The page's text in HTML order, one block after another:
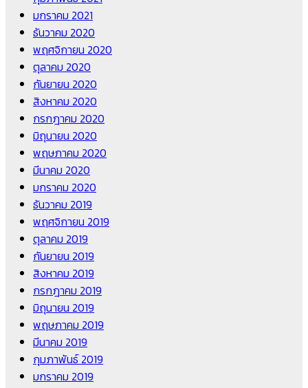
มกราคม 2021
ธันวาคม 2020
พฤศจิกายน 2020
ตุลาคม 2020
กันยายน 2020
สิงหาคม 2020
กรกฎาคม 2020
มิถุนายน 2020
พฤษภาคม 2020
มีนาคม 2020
มกราคม 2020
ธันวาคม 2019
พฤศจิกายน 2019
ตุลาคม 2019
กันยายน 2019
สิงหาคม 2019
กรกฎาคม 2019
มิถุนายน 2019
พฤษภาคม 2019
มีนาคม 2019
กุมภาพันธ์ 2019
มกราคม 2019